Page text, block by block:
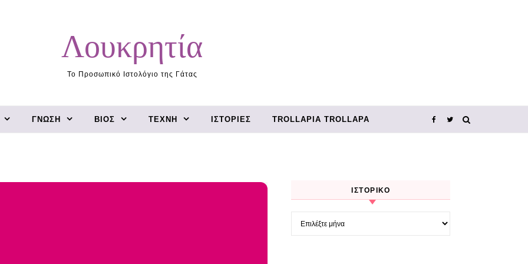
Λουκρητία
Το Προσωπικό Ιστολόγιο της Γάτας
ΓΝΏΣΗ ΒΊΟΣ ΤΈΧΝΗ ΙΣΤΟΡΊΕΣ TROLLΑΡΊΑ TROLLΑΡΆ
ΙΣΤΟΡΙΚΌ
Ιστορικό